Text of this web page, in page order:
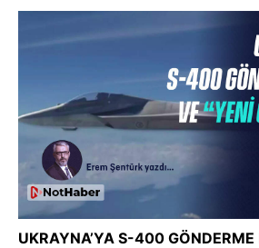
UKRAYNA’YA S-400 GÖNDERME